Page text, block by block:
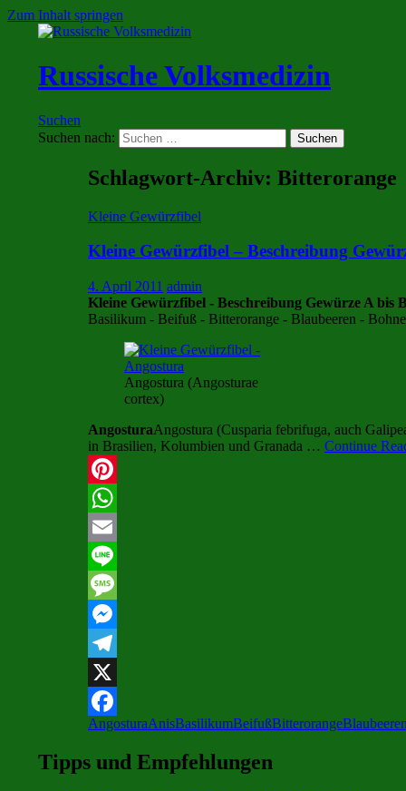
Zum Inhalt springen
Russische Volksmedizin
Suchen
Suchen nach:
Schlagwort-Archiv: Bitterorange
Kleine Gewürzfibel
Kleine Gewürzfibel – Beschreibung
4. April 2011 admin
Kleine Gewürzfibel - Beschreibung Gewürze A bis B
Basilikum - Beifuß - Bitterorange - Blaubeeren -
Angostura (Angosturae
cortex)
AngosturaAngostura (Cusparia febrifuga, auch
in Brasilien, Kolumbien und Granada … Continue
Pinterest
WhatsApp
Email
Line
Message
Messenger
Telegram
X
Facebook
AngosturaAnisBasilikumBeifußBitterorangeBlaubeeren
Tipps und Empfehlungen